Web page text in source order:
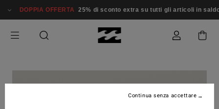
DOPPIA OFFERTA 25% di sconto extra su tutti gli articoli in saldo*
Continua senza accettare